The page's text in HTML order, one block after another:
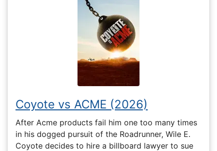
Coyote vs ACME (2026)
After Acme products fail him one too many times
in his dogged pursuit of the Roadrunner, Wile E.
Coyote decides to hire a billboard lawyer to sue